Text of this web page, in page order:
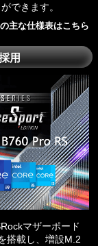
できます。
主な仕様表はこちら
用
マザーポード
搭載し、増設M.2